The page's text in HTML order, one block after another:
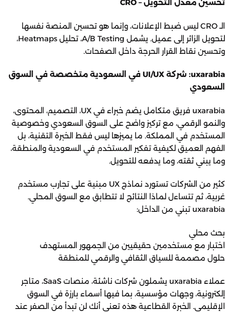
تحسين معدل التحويل – CRO
الـ CRO ليس ضبط الإعلانات، وإنما هو تحسين المنصة نفسها
لتحويل الزائر إلى عميل. يشمل A/B Testing، تحليل Heatmaps،
وتحسين نقاط القرار الحرجة داخل الصفحات.
uxarabia: شركة UI/UX في السعودية متخصصة في السوق
السعودي
uxarabia
فريق متكامل يضم خبراء في UX، التصميم، المحتوى،
والنمو الرقمي، مع تركيز واضح على السوق السعودي وخصوصية
المستخدم في المملكة. ما يميزها ليس فقط الخبرة التقنية، بل
الفهم العميق لكيفية تفكير المستخدم في السعودية والمنطقة،
وما يبني ثقته، وما يدفعه للتحويل.
كثير من الشركات تستورد نماذج UX مبنية على تجارب مستخدم
غربية، ثم تتساءل لماذا النتائج لا تتطابق مع السوق المحلي.
uxarabia تبني من الداخل:
بحث محلي
اختبار مع مستخدمين حقيقيين من الجمهور المستهدف
حلول مصممة للسياق الثقافي والرقمي للمنطقة
عملاء uxarabia يشملون شركات ناشئة، منصات SaaS ، متاجر
إلكترونية، وجهات مؤسسية، بما فيها أسماء بارزة في السوق
الإقليمي. الخبرة القطاعية هذه تعني أنك لن تبدأ من الصفر عند